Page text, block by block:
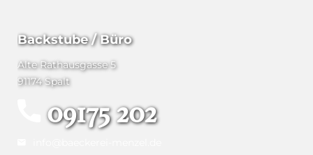
Backstube / Büro
Alte Rathausgasse 5
91174 Spalt
09175 202